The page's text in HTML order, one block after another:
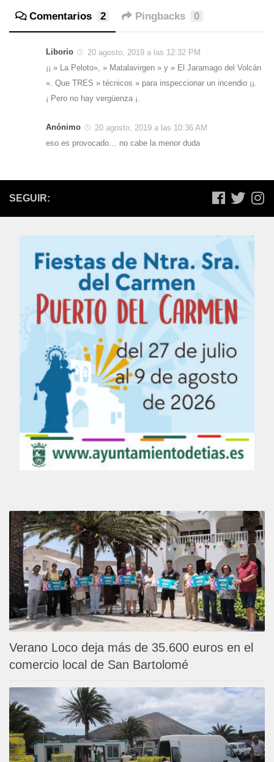
Comentarios 2 Pingbacks 0
Liborio
20 agosto, 2019 a las 12:32 PM
¡¡ » La Peloto», » Matalavirgen » y » El Jaramago del Volcán
«. Que TRES » técnicos » para inspeccionar un incendio ¡¡.
¡ Pero no hay vergüenza ¡.
Anónimo
20 agosto, 2019 a las 10:36 AM
eso es provocado… no cabe la menor duda
SEGUIR:
Verano Loco deja más de 35.600 euros en el
comercio local de San Bartolomé